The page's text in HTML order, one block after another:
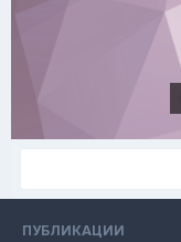
ПУБЛИКАЦИИ